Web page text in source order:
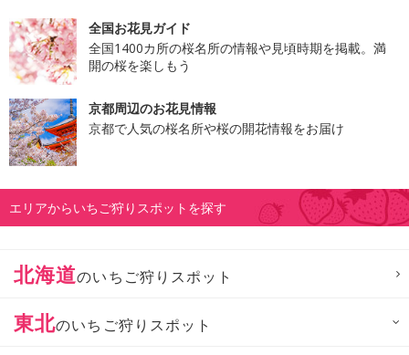
全国お花見ガイド
全国1400カ所の桜名所の情報や見頃時期を掲載。満
開の桜を楽しもう
京都周辺のお花見情報
京都で人気の桜名所や桜の開花情報をお届け
エリアからいちご狩りスポットを探す
北海道のいちご狩りスポット
東北のいちご狩りスポット